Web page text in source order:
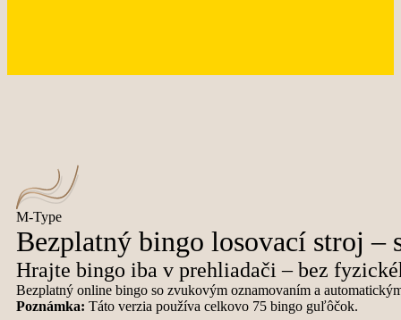
M-Type
Bezplatný bingo losovací stroj –
Hrajte bingo iba v prehliadači – bez
Bezplatný online bingo so zvukovým oznamovaním a
Poznámka: Táto verzia používa celkovo 75 bingo guľôčok.